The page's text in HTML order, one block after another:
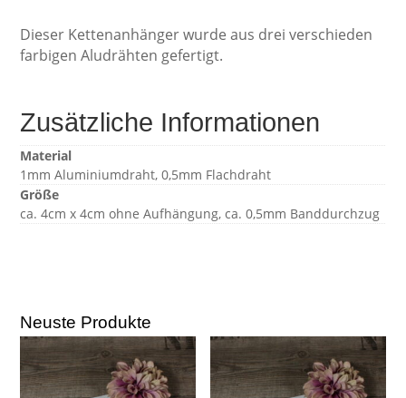
Dieser Kettenanhänger wurde aus drei verschieden
farbigen Aludrähten gefertigt.
Zusätzliche Informationen
Material
1mm Aluminiumdraht, 0,5mm Flachdraht
Größe
ca. 4cm x 4cm ohne Aufhängung, ca. 0,5mm Banddurchzug
Neuste Produkte